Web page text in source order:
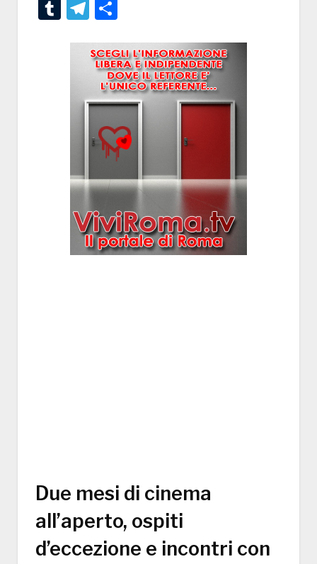
TumblrTelegram
Due mesi di cinema
all’aperto, ospiti
d’eccezione e incontri con